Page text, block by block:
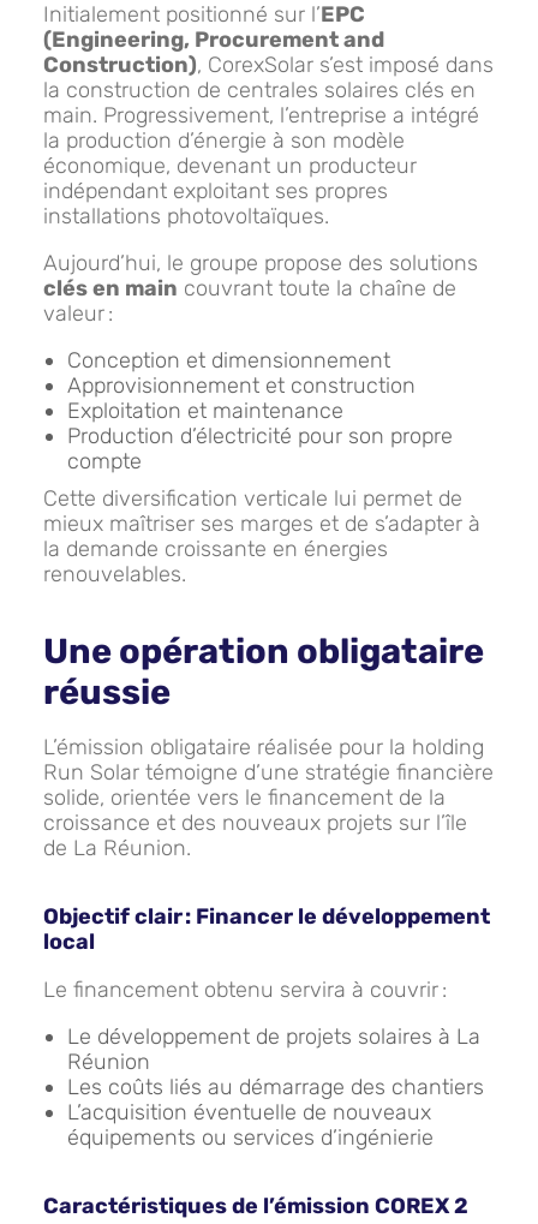
Initialement positionné sur l’EPC
(Engineering, Procurement and
Construction), CorexSolar s’est imposé dans
la construction de centrales solaires clés en
main. Progressivement, l’entreprise a intégré
la production d’énergie à son modèle
économique, devenant un producteur
indépendant exploitant ses propres
installations photovoltaïques.
Aujourd’hui, le groupe propose des solutions
clés en main couvrant toute la chaîne de
valeur :
Conception et dimensionnement
Approvisionnement et construction
Exploitation et maintenance
Production d’électricité pour son propre
compte
Cette diversification verticale lui permet de
mieux maîtriser ses marges et de s’adapter à
la demande croissante en énergies
renouvelables.
Une opération obligataire
réussie
L’émission obligataire réalisée pour la holding
Run Solar témoigne d’une stratégie financière
solide, orientée vers le financement de la
croissance et des nouveaux projets sur l’île
de La Réunion.
Objectif clair : Financer le développement
local
Le financement obtenu servira à couvrir :
Le développement de projets solaires à La
Réunion
Les coûts liés au démarrage des chantiers
L’acquisition éventuelle de nouveaux
équipements ou services d’ingénierie
Caractéristiques de l’émission COREX 2